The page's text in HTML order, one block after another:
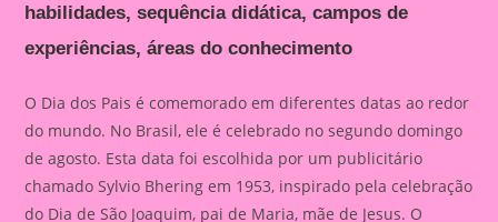
habilidades, sequência didática, campos de
experiências, áreas do conhecimento
O Dia dos Pais é comemorado em diferentes datas ao redor
do mundo. No Brasil, ele é celebrado no segundo domingo
de agosto. Esta data foi escolhida por um publicitário
chamado Sylvio Bhering em 1953, inspirado pela celebração
do Dia de São Joaquim, pai de Maria, mãe de Jesus. O